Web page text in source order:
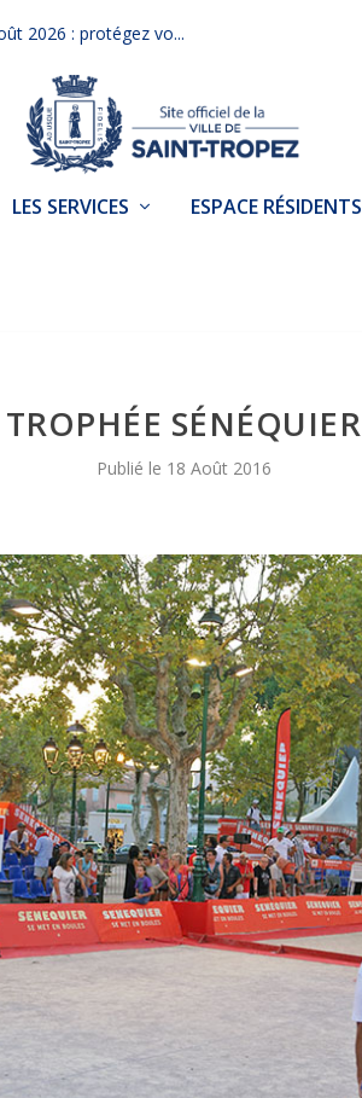
2026 : protégez vo...
LES SERVICES ESPACE RÉSIDENTS
TROPHÉE SÉNÉQUIER
18 Août 2016